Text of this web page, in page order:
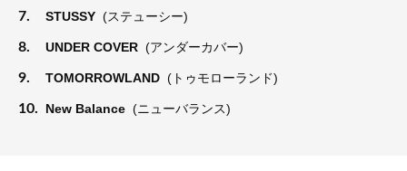
7. STUSSY (ステューシー)
8. UNDER COVER (アンダーカバー)
9. TOMORROWLAND (トゥモローランド)
10. New Balance (ニューバランス)